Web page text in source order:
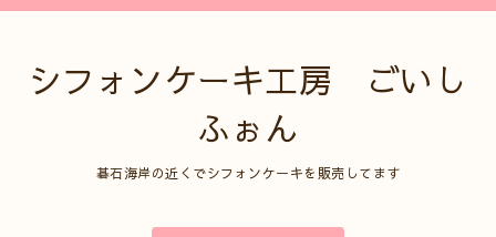
シフォンケーキ工房 ごいし
ふぉん
碁石海岸の近くでシフォンケーキを販売してます